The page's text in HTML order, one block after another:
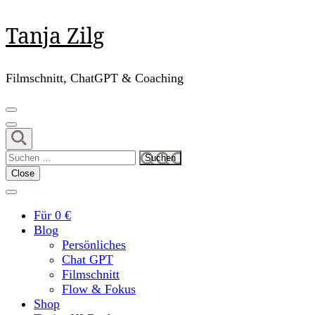
Skip
to
(Press
Enter)
Tanja Zilg
Filmschnitt, ChatGPT & Coaching
Suchen
nach:
Close
Für 0 €
Blog
Persönliches
Chat GPT
Filmschnitt
Flow & Fokus
Shop